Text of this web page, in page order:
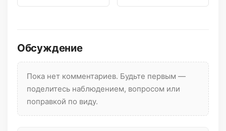
Обсуждение
Пока нет комментариев. Будьте первым —
поделитесь наблюдением, вопросом или
поправкой по виду.